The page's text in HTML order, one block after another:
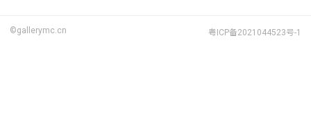
©gallerymc.cn 粤ICP备2021044523号-1